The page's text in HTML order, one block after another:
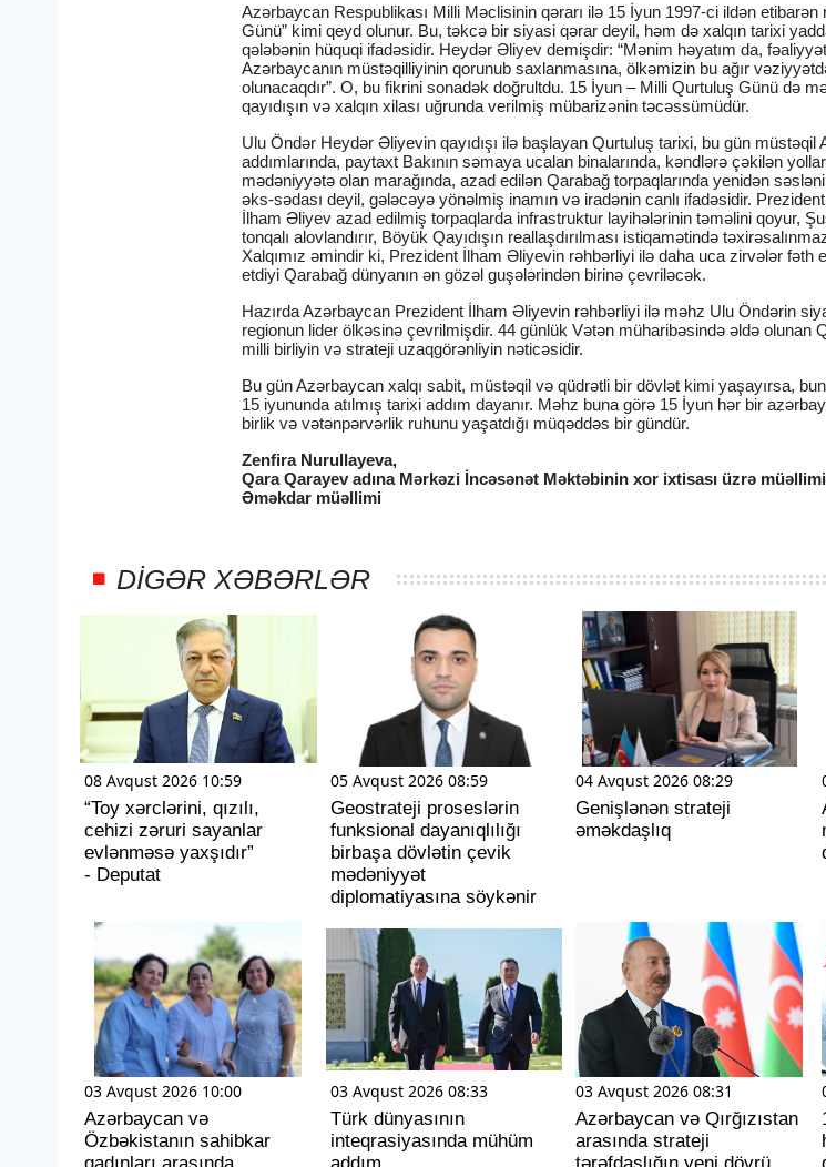
Azərbaycan Respublikası Milli Məclisinin qərarı ilə 15 İyun 1997-ci ildən etibarən
Günü” kimi qeyd olunur. Bu, təkcə bir siyasi qərar deyil, həm də xalqın tarixi
qələbənin hüquqi ifadəsidir. Heydər Əliyev demişdir: “Mənim həyatım da,
Azərbaycanın müstəqilliyinin qorunub saxlanmasına, ölkəmizin bu ağır
olunacaqdır”. O, bu fikrini sonadək doğrultdu. 15 İyun – Milli Qurtuluş Günü də
qayıdışın və xalqın xilası uğrunda verilmiş mübarizənin təcəssümüdür.
Ulu Öndər Heydər Əliyevin qayıdışı ilə başlayan Qurtuluş tarixi, bu gün müstəqil
addımlarında, paytaxt Bakının səmaya ucalan binalarında, kəndlərə çəkilən
mədəniyyətə olan marağında, azad edilən Qarabağ torpaqlarında yenidən
əks-sədası deyil, gələcəyə yönəlmiş inamın və iradənin canlı ifadəsidir.
İlham Əliyev azad edilmiş torpaqlarda infrastruktur layihələrinin təməlini qoyur,
tonqalı alovlandırır, Böyük Qayıdışın reallaşdırılması istiqamətində
Xalqımız əmindir ki, Prezident İlham Əliyevin rəhbərliyi ilə daha uca zirvələr
etdiyi Qarabağ dünyanın ən gözəl guşələrindən birinə çevriləcək.
Hazırda Azərbaycan Prezident İlham Əliyevin rəhbərliyi ilə məhz Ulu Öndərin
regionun lider ölkəsinə çevrilmişdir. 44 günlük Vətən müharibəsində əldə olunan
milli birliyin və strateji uzaqgörənliyin nəticəsidir.
Bu gün Azərbaycan xalqı sabit, müstəqil və qüdrətli bir dövlət kimi yaşayırsa,
15 iyununda atılmış tarixi addım dayanır. Məhz buna görə 15 İyun hər bir
birlik və vətənpərvərlik ruhunu yaşatdığı müqəddəs bir gündür.
Zenfira Nurullayeva,
Qara Qarayev adına Mərkəzi İncəsənət Məktəbinin xor ixtisası üzrə
Əməkdar müəllimi
DIGƏR XƏBƏRLƏR
08 Avqust 2026 10:59
“Toy xərclərini, qızılı,
cehizi zəruri sayanlar
evlənməsə yaxşıdır”
- Deputat
05 Avqust 2026 08:59
Geostrateji proseslərin
funksional dayanıqlılığı
birbaşa dövlətin çevik
mədəniyyət
diplomatiyasına söykənir
04 Avqust 2026 08:29
Genişlənən strateji
əməkdaşlıq
03 Avqust 2026 10:00
Azərbaycan və
Özbəkistanın sahibkar
03 Avqust 2026 08:33
Türk dünyasının
inteqrasiyasında mühüm
03 Avqust 2026 08:31
Azərbaycan və Qırğızıstan
arasında strateji